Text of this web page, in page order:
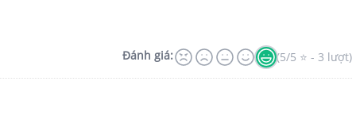
Đánh giá: (5/5 ⭐ - 3 lượt)